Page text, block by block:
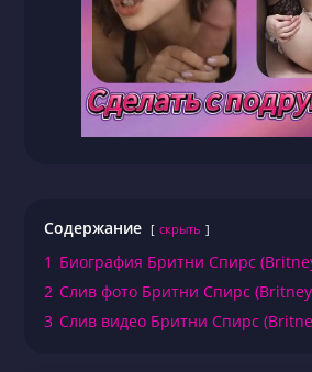
Содержание скрыть
1 Биография Бритни Спирс
2 Слив фото Бритни Спирс
3 Слив видео Бритни Спирс